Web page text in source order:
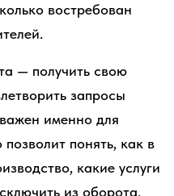
востребован
— получить свою
запросы
именно для
понять, как в
какие услуги
из оборота.